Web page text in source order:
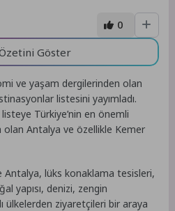
0
Özetini Göster
ve yaşam dergilerinden olan
listesini yayımladı.
Türkiye’nin en önemli
Antalya ve özellikle Kemer
Antalya, lüks konaklama tesisleri,
yapısı, denizi, zengin
ülkelerden ziyaretçileri bir araya